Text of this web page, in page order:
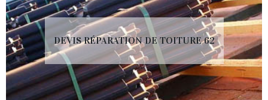
DEVIS RÉPARATION DE TOITURE 62